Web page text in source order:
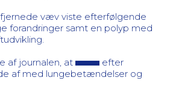
væv viste efterfølgende
forandringer samt en polyp med
af journalen, at
efter
af med lungebetændelser og